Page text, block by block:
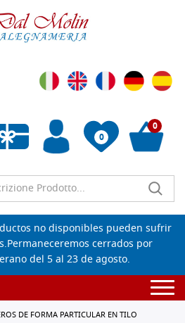
0
deseos vacía
0
no disponibles pueden sufrir
cerrados por
del 5 al 23 de agosto.
DE FORMA PARTICULAR EN TILO